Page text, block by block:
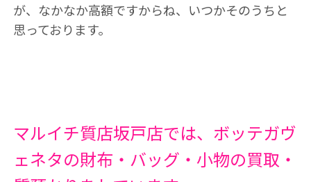
が、なかなか高額ですからね、いつかそのうちと
思っております。
マルイチ質店坂戸店では、ボッテガヴ
ェネタの財布・バッグ・小物の買取・